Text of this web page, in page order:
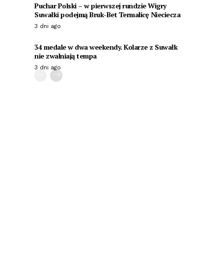
Puchar Polski – w pierwszej rundzie Wigry
Suwałki podejmą Bruk-Bet Termalicę Nieciecza
3 dni ago
34 medale w dwa weekendy. Kolarze z Suwałk
nie zwalniają tempa
3 dni ago